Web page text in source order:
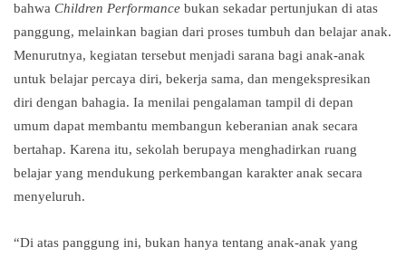
bahwa Children Performance bukan sekadar pertunjukan di atas
panggung, melainkan bagian dari proses tumbuh dan belajar anak.
Menurutnya, kegiatan tersebut menjadi sarana bagi anak-anak
untuk belajar percaya diri, bekerja sama, dan mengekspresikan
diri dengan bahagia. Ia menilai pengalaman tampil di depan
umum dapat membantu membangun keberanian anak secara
bertahap. Karena itu, sekolah berupaya menghadirkan ruang
belajar yang mendukung perkembangan karakter anak secara
menyeluruh.
“Di atas panggung ini, bukan hanya tentang anak-anak yang